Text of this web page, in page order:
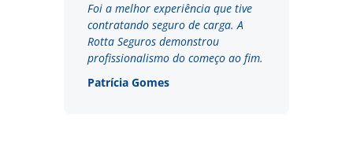
Foi a melhor experiência que tive
contratando seguro de carga. A
Rotta Seguros demonstrou
profissionalismo do começo ao fim.
Patrícia Gomes